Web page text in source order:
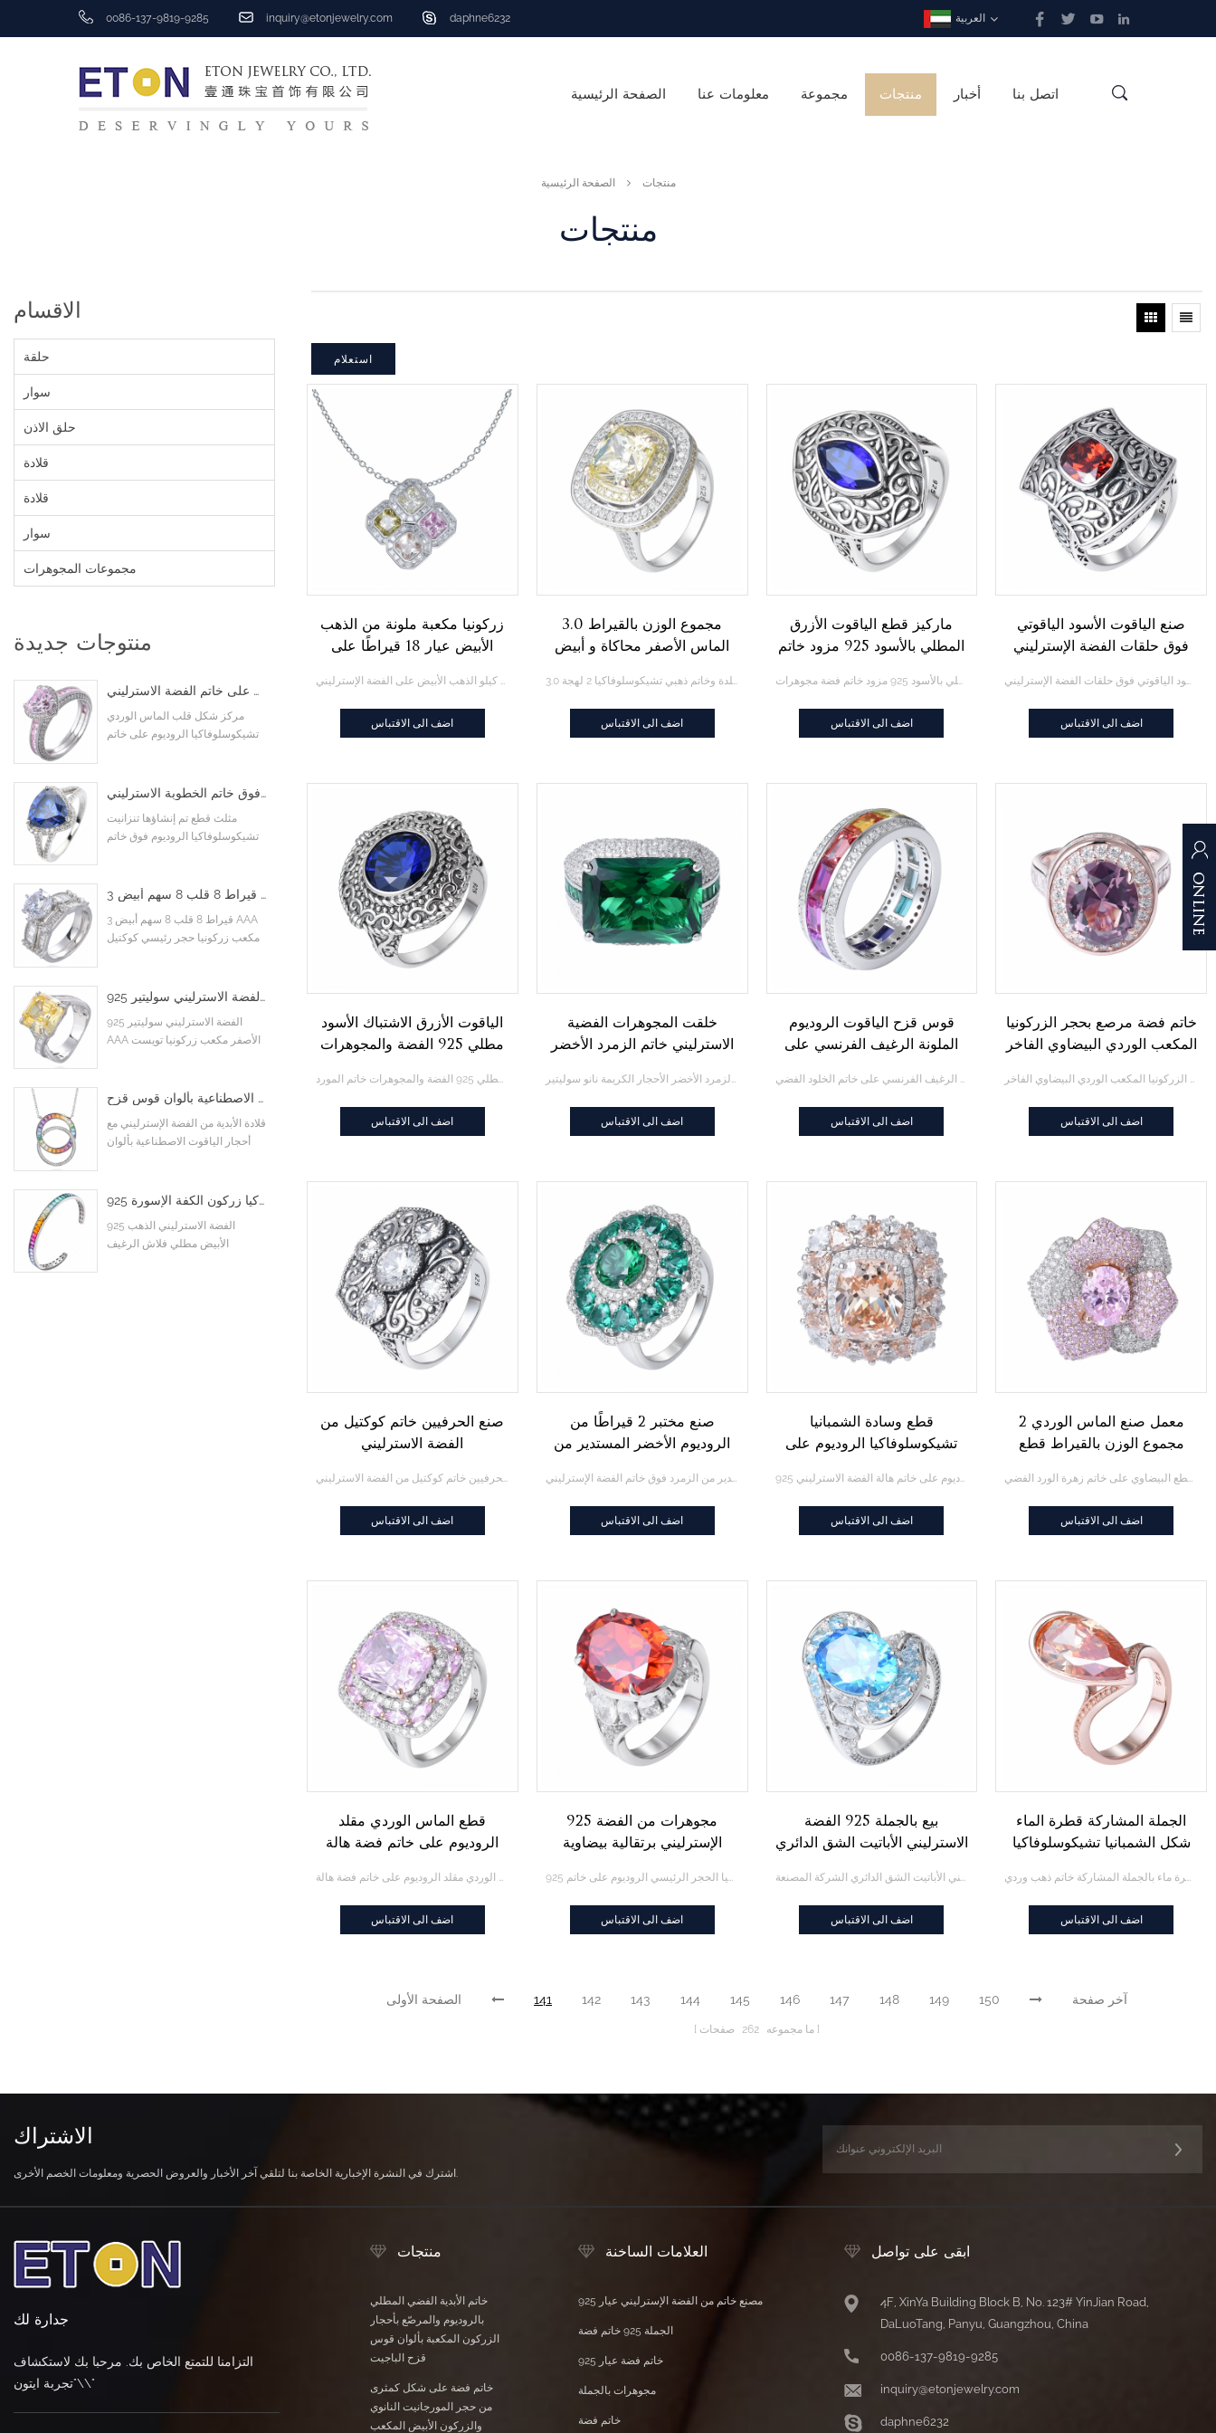
0086-137-9819-9285 inquiry@etonjewelry.com daphne6232 العربية
الصفحة الرئيسية معلومات عنا مجموعة منتجات أخبار اتصل بنا
الصفحة الرئيسية منتجات
منتجات
استعلام
زركونيا مكعبة ملونة من الذهب
الأبيض عيار 18 قيراطًا على
بقطع Asscher
اضف الى الاقتباس
3.0 مجموع الوزن بالقيراط
الماس الأصفر محاكاة و أبيض
اضف الى الاقتباس
ماركيز قطع الياقوت الأزرق
المطلي بالأسود 925 مزود خاتم
اضف الى الاقتباس
صنع الياقوت الأسود الياقوتي
فوق حلقات الفضة الإسترليني
اضف الى الاقتباس
الياقوت الأزرق الاشتباك الأسود
مطلي 925 الفضة والمجوهرات
الياقوت الأزرق الاشتباك الأسود مطلي 925 الفضة والمجوهرات خاتم المورد
اضف الى الاقتباس
خلقت المجوهرات الفضية
الاسترليني خاتم الزمرد الأخضر
خلقت المجوهرات الفضية الاسترليني خاتم الزمرد الأخضر الأحجار الكريمة نانو سوليتير
اضف الى الاقتباس
قوس قزح الياقوت الروديوم
الملونة الرغيف الفرنسي على
قوس قزح الياقوت الروديوم الملونة الرغيف الفرنسي على خاتم الخلود الفضي
اضف الى الاقتباس
خاتم فضة مرصع بحجر الزركونيا
المكعب الوردي البيضاوي الفاخر
خاتم فضة مرصع بحجر الزركونيا المكعب الوردي البيضاوي الفاخر
اضف الى الاقتباس
صنع الحرفيين خاتم كوكتيل من
الفضة الاسترليني
الأمريكية
صنع الحرفيين خاتم كوكتيل من الفضة الاسترليني Marcasite الولايات المتحدة الأمريكية
اضف الى الاقتباس
صنع مختبر 2 قيراطًا من
الروديوم الأخضر المستدير من
الإسترليني
صنع مختبر 2 قيراطًا من الروديوم الأخضر المستدير من الزمرد فوق خاتم الفضة الإسترليني
اضف الى الاقتباس
قطع وسادة الشمبانيا
تشيكوسلوفاكيا الروديوم على
قطع وسادة الشمبانيا تشيكوسلوفاكيا الروديوم على خاتم هالة الفضة الاسترليني 925
اضف الى الاقتباس
معمل صنع الماس الوردي 2
مجموع الوزن بالقيراط قطع
وردة من الفضة
أنشأ المختبر الماس الوردي 2 مجموع الوزن بالقيراط الروديوم قطع البيضاوي على خاتم زهرة الورد الفضي
اضف الى الاقتباس
قطع الماس الوردي مقلد
الروديوم على خاتم فضة هالة
قطع الماس الوردي مقلد الروديوم على خاتم فضة هالة
اضف الى الاقتباس
925 مجوهرات من الفضة
الإسترليني برتقالية بيضاوية
الرئيسي على الحلقة
925 فضة مجوهرات البيضاوي البرتقالي تشيكوسلوفاكيا الحجر الرئيسي الروديوم على خاتم
اضف الى الاقتباس
بيع بالجملة 925 الفضة
الاسترليني الأباتيت الشق الدائري
الجملة 925 الفضة الاسترليني الأباتيت الشق الدائري الشركة المصنعة
اضف الى الاقتباس
الجملة المشاركة قطرة الماء
شكل الشمبانيا تشيكوسلوفاكيا
قطرة ماء بالجملة المشاركة خاتم ذهب وردي
اضف الى الاقتباس
الصفحة الأولى 141 142 143 144 145 146 147 148 149 150 آخر صفحة
ما مجموعه 262 صفحات
الاقسام
حلقة
سوار
حلق الاذن
قلادة
قلادة
سوار
مجموعات المجوهرات
منتوجات جديدة
شكل قلب الماس اللون الوردي مكعب زركونيا الروديوم على خاتم الفضة الاسترليني
مركز شكل قلب الماس الوردي
تشيكوسلوفاكيا الروديوم على خاتم
مثلث قطع تم إنشاؤها تنزانيت تشيكوسلوفاكيا الروديوم فوق خاتم الخطوبة الاسترليني
مثلث قطع تم إنشاؤها تنزانيت
تشيكوسلوفاكيا الروديوم فوق خاتم
3 قيراط 8 قلب 8 سهم أبيض AAA مكعب زركونيا حجر رئيسي كوكتيل خواتم خطوبة زفاف
3 قيراط 8 قلب 8 سهم أبيض AAA
مكعب زركونيا حجر رئيسي كوكتيل
925 الفضة الاسترليني سوليتير AAA الأصفر مكعب زركونيا تويست متقاطع إنفينيتي خاتم الخطوبة
925 الفضة الاسترليني سوليتير
AAA الأصفر مكعب زركونيا تويست
قلادة الأبدية من الفضة الإسترليني مع أحجار الياقوت الاصطناعية بألوان قوس قزح
قلادة الأبدية من الفضة الإسترليني مع
أحجار الياقوت الاصطناعية بألوان
925 الفضة الاسترليني الذهب الأبيض مطلي فلاش الرغيف الفرنسي الملونة تشيكوسلوفاكيا زركون الكفة الإسورة
925 الفضة الاسترليني الذهب
الأبيض مطلي فلاش الرغيف
الاشتراك
اشترك في النشرة الإخبارية الخاصة بنا لتلقي آخر الأخبار والعروض الحصرية ومعلومات الخصم الأخرى.
منتجات
خاتم الأبدية الفضي المطلي
بالروديوم والمرصّع بأحجار
الزركون المكعبة بألوان قوس
قزح الباجيت
خاتم فضة على شكل كمثرى
من حجر المورجانيت النانوي
والزركون الأبيض المكعب
العلامات الساخنة
مصنع خاتم من الفضة الإسترليني عيار 925
الجملة 925 خاتم فضة
خاتم فضة عيار 925
مجوهرات بالجملة
خاتم فضة
ابقى على تواصل
4F, XinYa Building Block B, No. 123# YinJian Road,
DaLuoTang, Panyu, Guangzhou, China
0086-137-9819-9285
inquiry@etonjewelry.com
daphne6232
جدارة لك
التزامنا للتمتع الخاص بك. مرحبا بك لاستكشاف
\"تجربة ايتون\"